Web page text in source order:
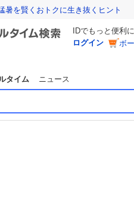
を賢くおトクに生き抜くヒント
IDでもっと便利に
ログイン
ボ
タイム ニュース